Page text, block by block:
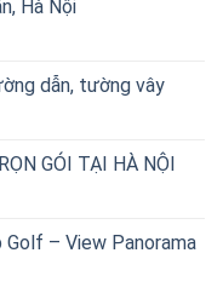
Hà Nội
dẫn, tường vây
GÓI TẠI HÀ NỘI
– View Panorama